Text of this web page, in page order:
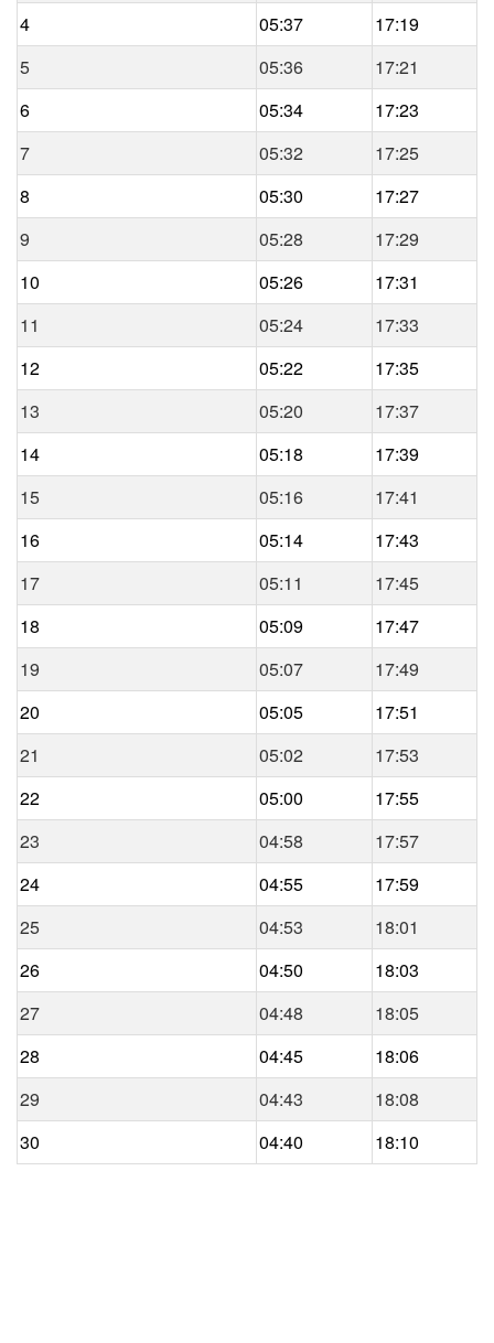
4
05:37
17:19
5
05:36
17:21
6
05:34
17:23
7
05:32
17:25
8
05:30
17:27
9
05:28
17:29
10
05:26
17:31
11
05:24
17:33
12
05:22
17:35
13
05:20
17:37
14
05:18
17:39
15
05:16
17:41
16
05:14
17:43
17
05:11
17:45
18
05:09
17:47
19
05:07
17:49
20
05:05
17:51
21
05:02
17:53
22
05:00
17:55
23
04:58
17:57
24
04:55
17:59
25
04:53
18:01
26
04:50
18:03
27
04:48
18:05
28
04:45
18:06
29
04:43
18:08
30
04:40 18:10